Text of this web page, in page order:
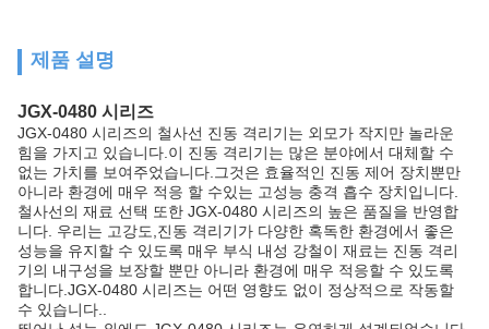
제품 설명
JGX-0480 시리즈
JGX-0480 시리즈의 철사선 진동 격리기는 외모가 작지만 놀라운
힘을 가지고 있습니다.이 진동 격리기는 많은 분야에서 대체할 수
없는 가치를 보여주었습니다.그것은 효율적인 진동 제어 장치뿐만
아니라 환경에 매우 적응 할 수있는 고성능 충격 흡수 장치입니다.
철사선의 재료 선택 또한 JGX-0480 시리즈의 높은 품질을 반영합
니다. 우리는 고강도,진동 격리기가 다양한 혹독한 환경에서 좋은
성능을 유지할 수 있도록 매우 부식 내성 강철이 재료는 진동 격리
기의 내구성을 보장할 뿐만 아니라 환경에 매우 적응할 수 있도록
합니다.JGX-0480 시리즈는 어떤 영향도 없이 정상적으로 작동할
수 있습니다..